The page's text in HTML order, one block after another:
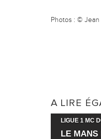
Photos : ©
A LIRE
LIGUE 1 MC
LE MANS